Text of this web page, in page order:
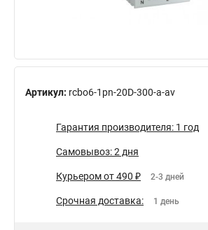
Артикул: rcbo6-1pn-20D-300-a-av
Гарантия производителя: 1 год
Самовывоз: 2 дня
Курьером от 490 ₽ 2-3 дней
Срочная доставка: 1 день